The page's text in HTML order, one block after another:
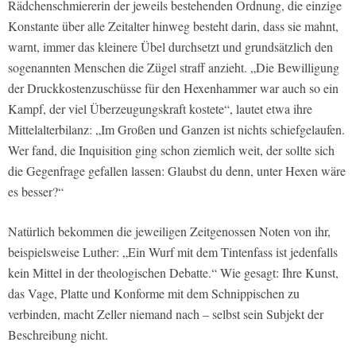
Rädchenschmiererin der jeweils bestehenden Ordnung, die einzige
Konstante über alle Zeitalter hinweg besteht darin, dass sie mahnt,
warnt, immer das kleinere Übel durchsetzt und grundsätzlich den
sogenannten Menschen die Zügel straff anzieht. „Die Bewilligung
der Druckkostenzuschüsse für den Hexenhammer war auch so ein
Kampf, der viel Überzeugungskraft kostete“, lautet etwa ihre
Mittelalterbilanz: „Im Großen und Ganzen ist nichts schiefgelaufen.
Wer fand, die Inquisition ging schon ziemlich weit, der sollte sich
die Gegenfrage gefallen lassen: Glaubst du denn, unter Hexen wäre
es besser?“
Natürlich bekommen die jeweiligen Zeitgenossen Noten von ihr,
beispielsweise Luther: „Ein Wurf mit dem Tintenfass ist jedenfalls
kein Mittel in der theologischen Debatte.“ Wie gesagt: Ihre Kunst,
das Vage, Platte und Konforme mit dem Schnippischen zu
verbinden, macht Zeller niemand nach – selbst sein Subjekt der
Beschreibung nicht.